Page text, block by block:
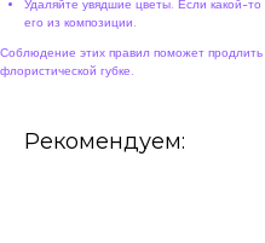
Удаляйте увядшие цветы. Если какой-то
его из композиции.
Соблюдение этих правил поможет
флористической губке.
Рекомендуем: